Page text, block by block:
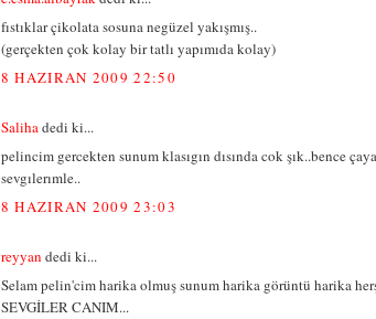
fıstıklar çikolata sosuna negüzel yakışmış..
(gerçekten çok kolay bir tatlı yapımıda kolay)
8 HAZIRAN 2009 22:50
Saliha dedi ki...
pelincim gercekten sunum klasıgın dısında cok şık..bence
sevgılerımle..
8 HAZIRAN 2009 23:03
reyyan dedi ki...
Selam pelin'cim harika olmuş sunum harika görüntü harika
SEVGİLER CANIM...